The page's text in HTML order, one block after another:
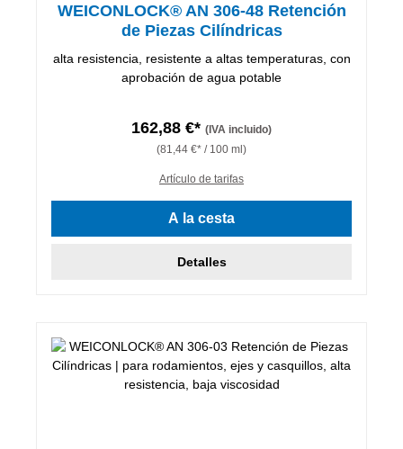
WEICONLOCK® AN 306-48 Retención
de Piezas Cilíndricas
alta resistencia, resistente a altas temperaturas, con
aprobación de agua potable
162,88 €* (IVA incluido)
(81,44 €* / 100 ml)
Artículo de tarifas
A la cesta
Detalles